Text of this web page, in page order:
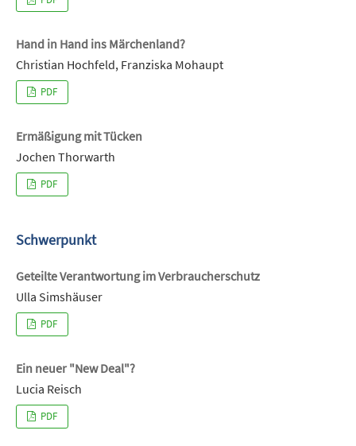
Hand in Hand ins Märchenland?
Christian Hochfeld, Franziska Mohaupt
PDF
Ermäßigung mit Tücken
Jochen Thorwarth
PDF
Schwerpunkt
Geteilte Verantwortung im Verbraucherschutz
Ulla Simshäuser
PDF
Ein neuer "New Deal"?
Lucia Reisch
PDF